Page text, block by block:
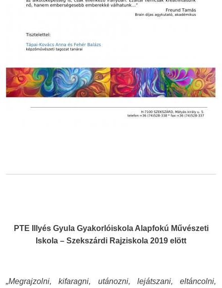
PTE Illyés Gyula Gyakorlóiskola Alapfokú Művészeti
Iskola – Szekszárdi Rajziskola 2019 elött
„Megrajzolni, kifaragni, utánozni, lejátszani, eltáncolni,